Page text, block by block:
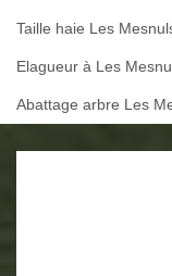
Taille haie Les
Elagueur à Les
Abattage arbre Les